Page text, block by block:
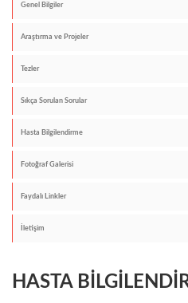
Genel Bilgiler
Araştırma ve Projeler
Tezler
Sıkça Sorulan Sorular
Hasta Bilgilendirme
Fotoğraf Galerisi
Faydalı Linkler
İletişim
HASTA